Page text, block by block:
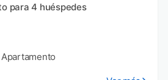
para 4 huéspedes